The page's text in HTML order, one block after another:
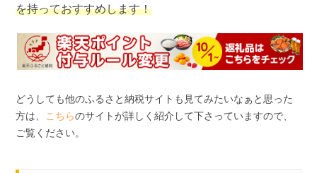
を持っておすすめします！
どうしても他のふるさと納税サイトも見てみたいなぁと思った
方は、 こちらのサイトが詳しく紹介して下さっていますので、
ご覧ください。